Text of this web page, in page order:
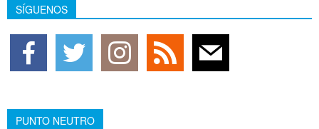
SÍGUENOS
PUNTO NEUTRO